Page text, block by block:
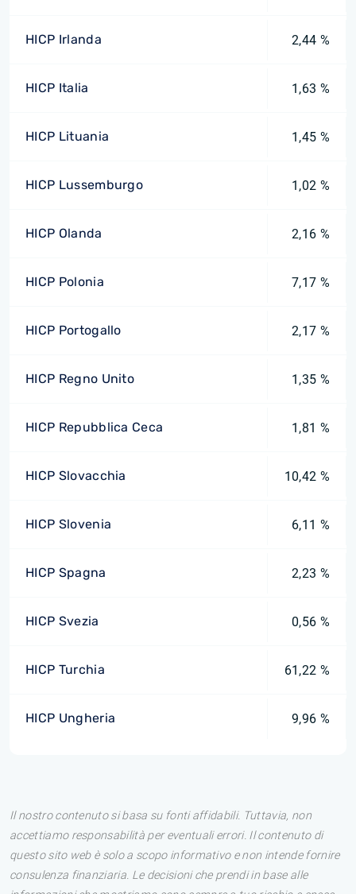
HICP Irlanda 2,44 %
HICP Italia 1,63 %
HICP Lituania 1,45 %
HICP Lussemburgo 1,02 %
HICP Olanda 2,16 %
HICP Polonia 7,17 %
HICP Portogallo 2,17 %
HICP Regno Unito 1,35 %
HICP Repubblica Ceca 1,81 %
HICP Slovacchia 10,42 %
HICP Slovenia 6,11 %
HICP Spagna 2,23 %
HICP Svezia 0,56 %
HICP Turchia 61,22 %
HICP Ungheria 9,96 %
Il nostro contenuto si basa su fonti affidabili. Tuttavia, non
accettiamo responsabilità per eventuali errori. Il contenuto di
questo sito web è solo a scopo informativo e non intende fornire
consulenza finanziaria. Le decisioni che prendi in base alle